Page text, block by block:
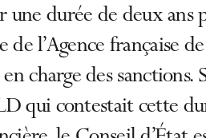
durée de deux ans
l’Agence française
charge des sanctions.
qui contestait cette